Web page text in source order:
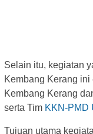
Selain itu, kegiatan
Kembang Kerang
Kembang Kerang
serta Tim KKN-PMD
Tujuan utama